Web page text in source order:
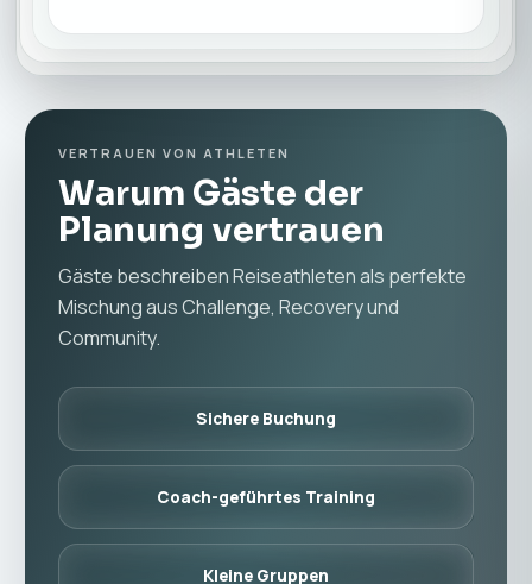
VERTRAUEN VON ATHLETEN
Warum Gäste der
Planung vertrauen
Gäste beschreiben Reiseathleten als perfekte
Mischung aus Challenge, Recovery und
Community.
Sichere Buchung
Coach-geführtes Training
Kleine Gruppen